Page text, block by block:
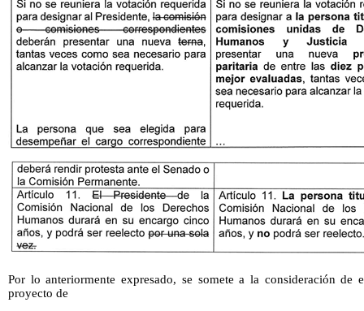
Por lo anteriormente expresado, se somete a la consideración de
proyecto de